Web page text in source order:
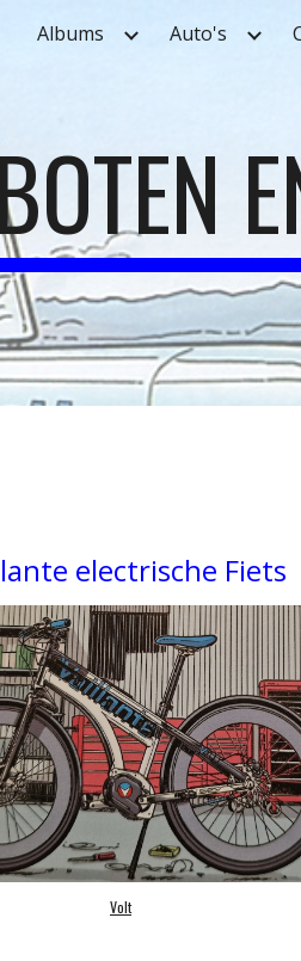
Albums Auto's
electrische Fiets
Volt